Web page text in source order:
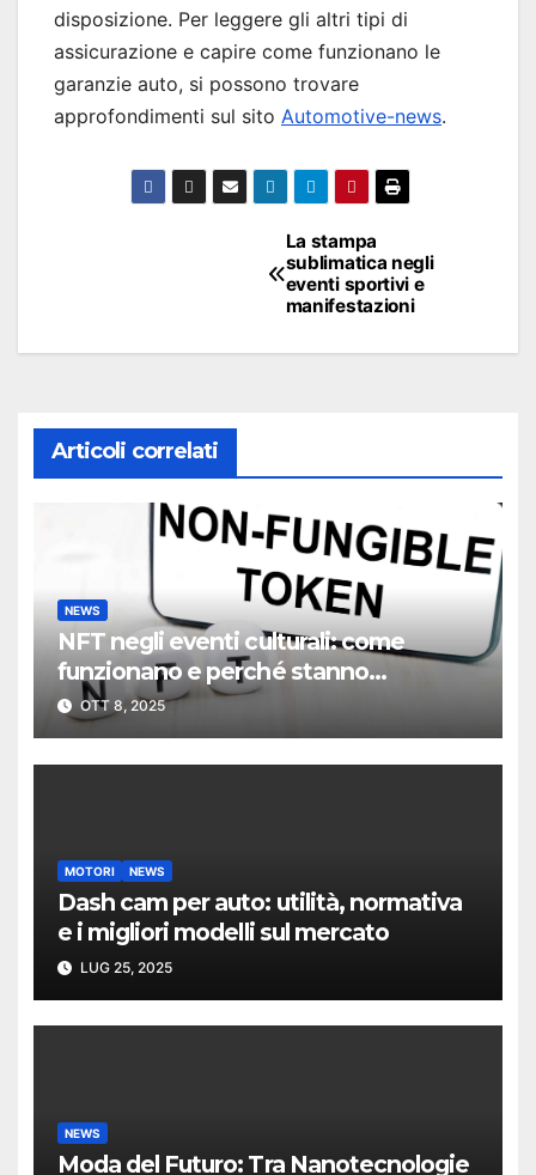
disposizione. Per leggere gli altri tipi di
assicurazione e capire come funzionano le
garanzie auto, si possono trovare
approfondimenti sul sito Automotive-news.
La stampa
sublimatica negli
eventi sportivi e
manifestazioni
Articoli correlati
NEWS
NFT negli eventi culturali: come
funzionano e perché stanno
crescendo anche in Italia
OTT 8, 2025
MOTORI NEWS
Dash cam per auto: utilità, normativa
e i migliori modelli sul mercato
LUG 25, 2025
NEWS
Moda del Futuro: Tra Nanotecnologie